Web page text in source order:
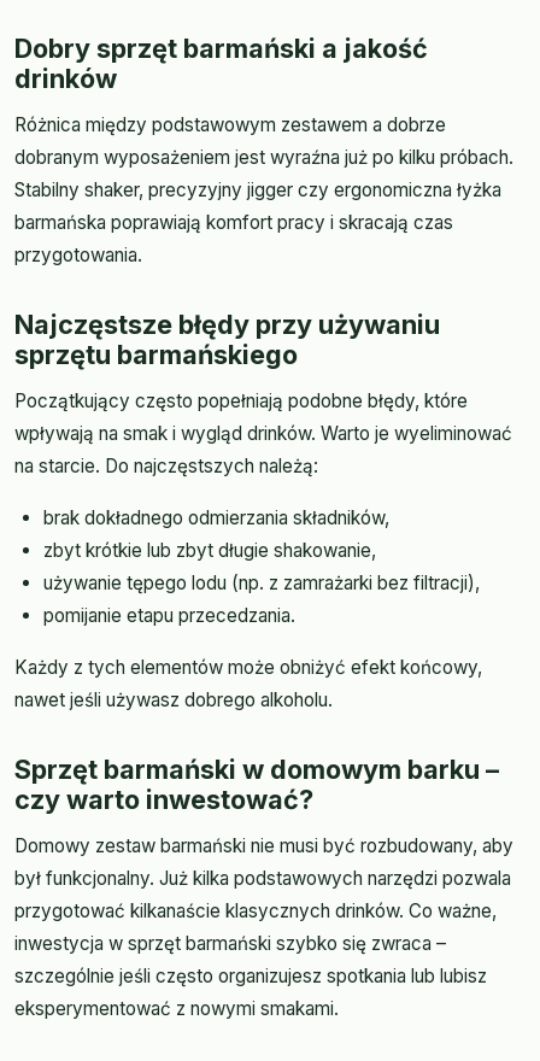
Dobry sprzęt barmański a jakość
drinków
Różnica między podstawowym zestawem a dobrze
dobranym wyposażeniem jest wyraźna już po kilku próbach.
Stabilny shaker, precyzyjny jigger czy ergonomiczna łyżka
barmańska poprawiają komfort pracy i skracają czas
przygotowania.
Najczęstsze błędy przy używaniu
sprzętu barmańskiego
Początkujący często popełniają podobne błędy, które
wpływają na smak i wygląd drinków. Warto je wyeliminować
na starcie. Do najczęstszych należą:
brak dokładnego odmierzania składników,
zbyt krótkie lub zbyt długie shakowanie,
używanie tępego lodu (np. z zamrażarki bez filtracji),
pomijanie etapu przecedzania.
Każdy z tych elementów może obniżyć efekt końcowy,
nawet jeśli używasz dobrego alkoholu.
Sprzęt barmański w domowym barku –
czy warto inwestować?
Domowy zestaw barmański nie musi być rozbudowany, aby
był funkcjonalny. Już kilka podstawowych narzędzi pozwala
przygotować kilkanaście klasycznych drinków. Co ważne,
inwestycja w sprzęt barmański szybko się zwraca –
szczególnie jeśli często organizujesz spotkania lub lubisz
eksperymentować z nowymi smakami.